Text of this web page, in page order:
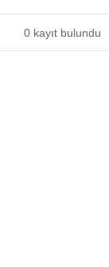
0 kayıt bulundu